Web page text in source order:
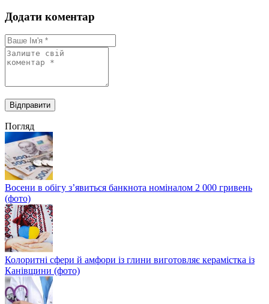
Додати коментар
Погляд
Восени в обігу з’явиться банкнота номіналом 2 000 гривень
(фото)
Колоритні сфери й амфори із глини виготовляє керамістка із
Канівщини (фото)